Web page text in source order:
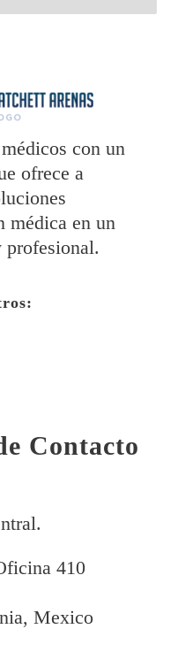
con un
ofrece a
médica en un
profesional.
Contacto
410
Mexico